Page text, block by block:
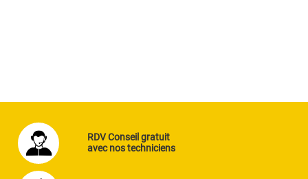
RDV Conseil gratuit
avec nos techniciens